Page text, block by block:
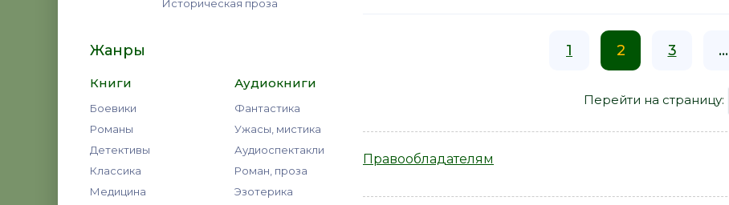
Историческая проза
Жанры
Книги
Боевики
Романы
Детективы
Классика
Медицина
Аудиокниги
Фантастика
Ужасы, мистика
Аудиоспектакли
Роман, проза
Эзотерика
1 2 3 ...
Перейти на страницу:
Правообладателям